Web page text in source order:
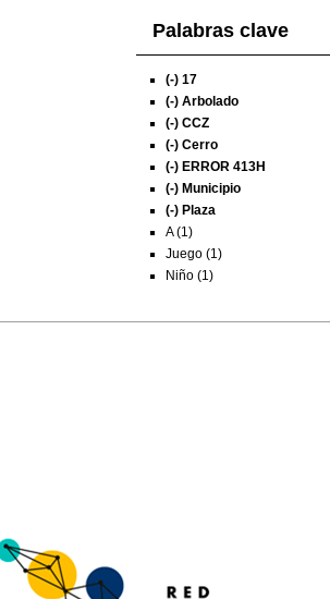
Palabras clave
(-) 17
(-) Arbolado
(-) CCZ
(-) Cerro
(-) ERROR 413H
(-) Municipio
(-) Plaza
A (1)
Juego (1)
Niño (1)